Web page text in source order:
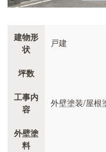
建物形
状
戸建
坪数
工事内
容
外壁塗装/屋根
外壁塗
料